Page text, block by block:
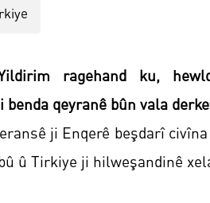
ragehand ku,
qeyranê bûn vala
ji Enqerê beşdarî
û Tirkiye ji hilweşandinê